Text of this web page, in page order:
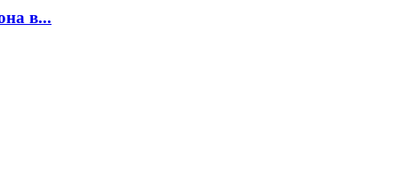
в...